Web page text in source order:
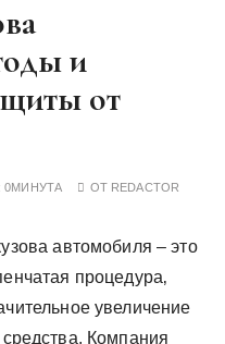
и
от
0МИНУТА ОТ REDACTOR
автомобиля – это
процедура‚
увеличение
Компания